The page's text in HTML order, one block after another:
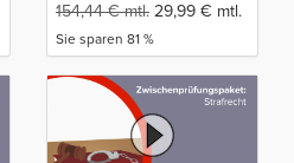
154,44€mtl. 29,99 € mtl.
Sie sparen 81 %